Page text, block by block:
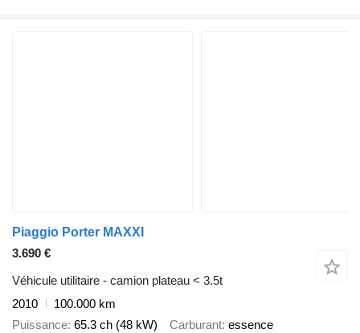
Piaggio Porter MAXXI
3.690 €
Véhicule utilitaire - camion plateau < 3.5t
2010
100.000 km
Puissance 65.3 ch (48 kW) Carburant essence